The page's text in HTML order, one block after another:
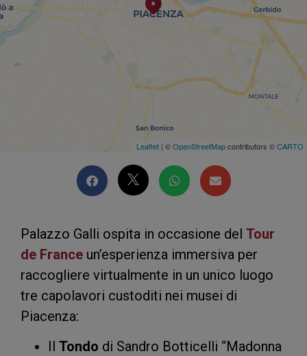
Leaflet | ©OpenStreetMapcontributors ©CARTO
Palazzo Galli ospita in occasione del Tour
de France un’esperienza immersiva per
raccogliere virtualmente in un unico luogo
tre capolavori custoditi nei musei di
Piacenza:
Il Tondo di Sandro Botticelli “Madonna